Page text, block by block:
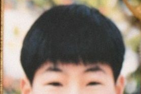
『アイ＝ラ
E齋藤樹愛羅